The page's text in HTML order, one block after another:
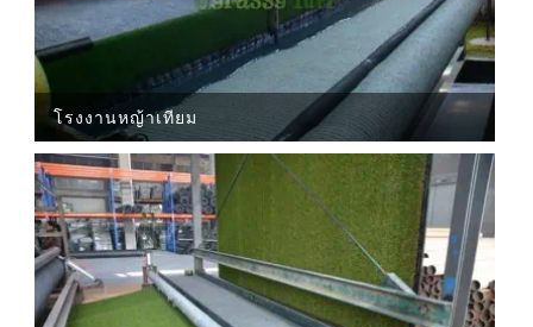
โรงงานหญ้าเทียม